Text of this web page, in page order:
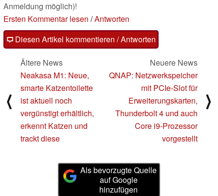
Anmeldung möglich)!
Ersten Kommentar lesen /Antworten
Diesen Artikel kommentieren / Antworten
⟨
Ältere News
Neakasa M1: Neue,
smarte Katzentoilette
ist aktuell noch
vergünstigt erhältlich,
erkennt Katzen und
trackt diese
Neuere News
QNAP: Netzwerkspeicher
mit PCIe-Slot für
Erweiterungskarten,
Thunderbolt 4 und auch
Core i9-Prozessor
vorgestellt
⟩
Als bevorzugte Quelle
auf Google
hinzufügen